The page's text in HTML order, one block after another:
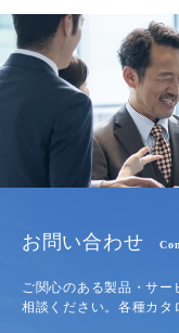
お問い合わせ
ご関心のある製品・サ
相談ください。各種カタ